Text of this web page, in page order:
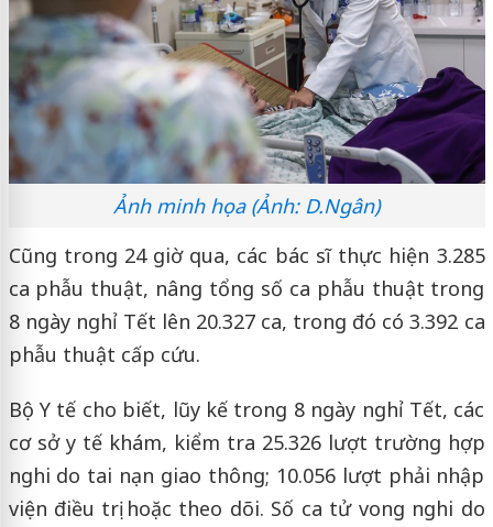
Ảnh minh họa (Ảnh: D.Ngân)
Cũng trong 24 giờ qua, các bác sĩ thực hiện 3.285
ca phẫu thuật, nâng tổng số ca phẫu thuật trong
8 ngày nghỉ Tết lên 20.327 ca, trong đó có 3.392 ca
phẫu thuật cấp cứu.
Bộ Y tế cho biết, lũy kế trong 8 ngày nghỉ Tết, các
cơ sở y tế khám, kiểm tra 25.326 lượt trường hợp
nghi do tai nạn giao thông; 10.056 lượt phải nhập
viện điều trị hoặc theo dõi. Số ca tử vong nghi do